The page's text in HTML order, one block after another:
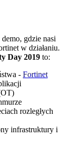
gdzie nasi
w działaniu.
Day 2019 to:
- Fortinet
rozległych
infrastruktury i